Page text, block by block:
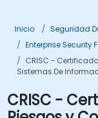
Inicio
Seguridad
Enterprise Security
CRISC -
Sistemas De
CRISC -